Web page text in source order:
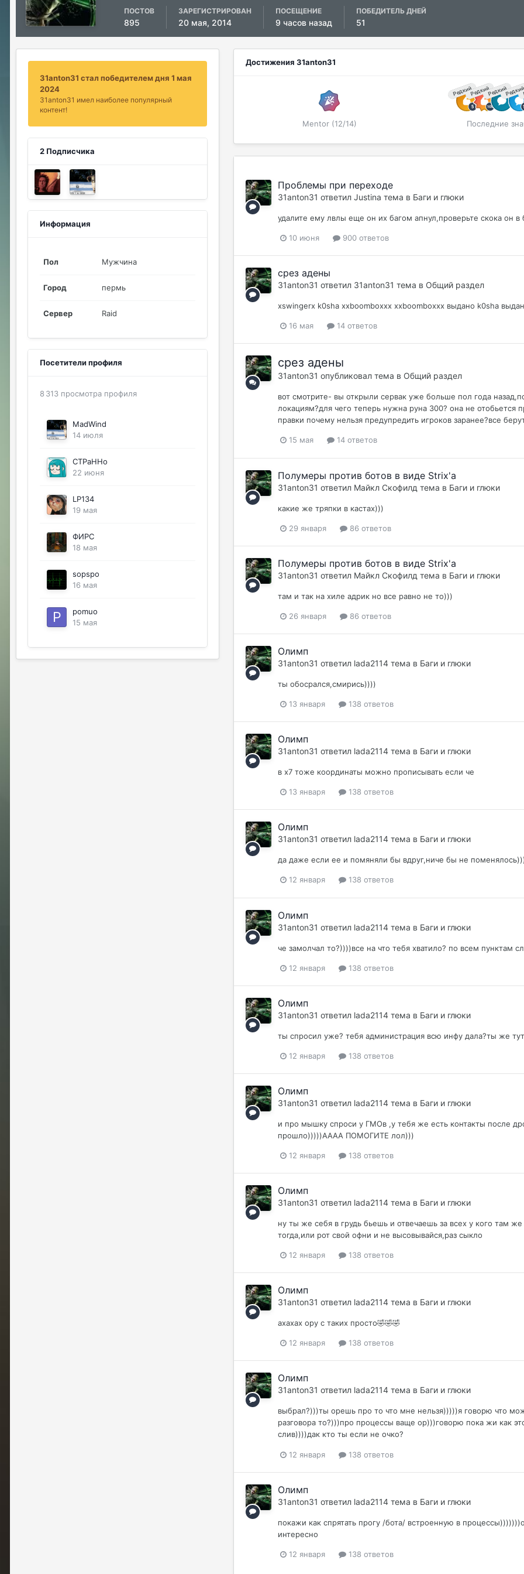
ПОСТОВ
895
ЗАРЕГИСТРИРОВАН
20 мая, 2014
ПОСЕЩЕНИЕ
9 часов назад
ПОБЕДИТЕЛЬ ДНЕЙ
51
31anton31 стал победителем дня 1 мая
2024
31anton31 имел наиболее популярный
контент!
2 Подписчика
Информация
Пол Мужчина
Город пермь
Сервер Raid
Посетители профиля
8 313 просмотра профиля
MadWind
14 июля
CTPaHHo
22 июня
LP134
19 мая
ФИРС
18 мая
sopspo
16 мая
pomuo
15 мая
Достижения 31anton31
Mentor (12/14)
РедкийРедкийРедкийРедкий
Последние
Проблемы при переходе
31anton31 ответил Justina тема в Баги и глюки
удалите ему лвлы еще он их багом апнул,проверьте скока он в
10 июня 900 ответов
срез адены
31anton31 ответил 31anton31 тема в Общий раздел
xswingerx k0sha xxboomboxxx xxboomboxxx выдано k0sha
16 мая 14 ответов
срез адены
31anton31 опубликовал тема в Общий раздел
вот смотрите- вы открыли сервак уже больше пол года
локациям?для чего теперь нужна руна 300? она не
правки почему нельзя предупредить игроков заранее?все
15 мая 14 ответов
Полумеры против ботов в виде Strix'a
31anton31 ответил Майкл Скофилд тема в Баги и глюки
какие же тряпки в кастах)))
29 января 86 ответов
Полумеры против ботов в виде Strix'a
31anton31 ответил Майкл Скофилд тема в Баги и глюки
там и так на хиле адрик но все равно не то)))
26 января 86 ответов
Олимп
31anton31 ответил lada2114 тема в Баги и глюки
ты обосрался,смирись))))
13 января 138 ответов
Олимп
31anton31 ответил lada2114 тема в Баги и глюки
в х7 тоже координаты можно прописывать если че
13 января 138 ответов
Олимп
31anton31 ответил lada2114 тема в Баги и глюки
да даже если ее и помяняли бы вдруг,ниче бы не
12 января 138 ответов
Олимп
31anton31 ответил lada2114 тема в Баги и глюки
че замолчал то?))))все на что тебя хватило? по всем пунктам
12 января 138 ответов
Олимп
31anton31 ответил lada2114 тема в Баги и глюки
ты спросил уже? тебя администрация всю инфу дала?ты же
12 января 138 ответов
Олимп
31anton31 ответил lada2114 тема в Баги и глюки
и про мышку спроси у ГМОв ,у тебя же есть контакты после
прошло)))))АААА ПОМОГИТЕ лол)))
12 января 138 ответов
Олимп
31anton31 ответил lada2114 тема в Баги и глюки
ну ты же себя в грудь бьешь и отвечаешь за всех у кого там
тогда,или рот свой офни и не высовывайся,раз сыкло
12 января 138 ответов
Олимп
31anton31 ответил lada2114 тема в Баги и глюки
ахахах ору с таких просто🤣🤣🤣
12 января 138 ответов
Олимп
31anton31 ответил lada2114 тема в Баги и глюки
выбрал?)))ты орешь про то что мне нельзя)))))я говорю что
разговора то?)))про процессы ваще ор)))говорю пока жи как
слив))))дак кто ты если не очко?
12 января 138 ответов
Олимп
31anton31 ответил lada2114 тема в Баги и глюки
покажи как спрятать прогу /бота/ встроенную в
интересно
12 января 138 ответов